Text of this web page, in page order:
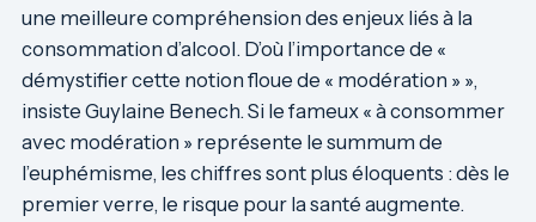
une meilleure compréhension des enjeux liés à la
consommation d’alcool. D’où l’importance de «
démystifier cette notion floue de « modération » »,
insiste Guylaine Benech. Si le fameux « à consommer
avec modération » représente le summum de
l’euphémisme, les chiffres sont plus éloquents : dès le
premier verre, le risque pour la santé augmente.